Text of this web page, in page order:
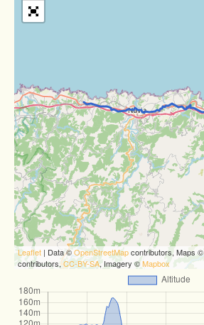
Leaflet | Data ©OpenStreetMapcontributors, Maps ©
contributors,CC-BY-SA, Imagery ©Mapbox